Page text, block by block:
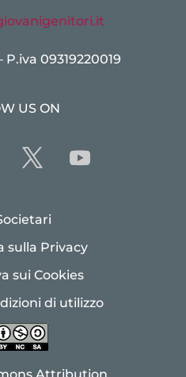
P.iva 09319220019
US ON
sulla Privacy
sui Cookies
di utilizzo